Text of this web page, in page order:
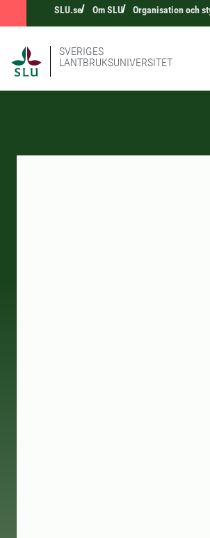
SLU.se Om SLU Organisation och
SVERIGES
LANTBRUKSUNIVERSITET